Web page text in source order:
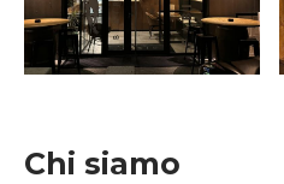
Chi siamo